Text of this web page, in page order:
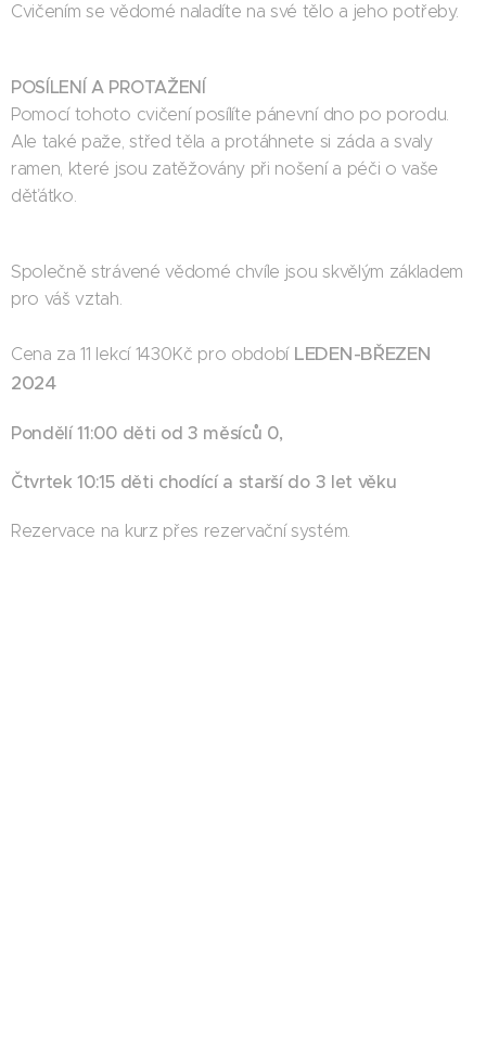
Cvičením se vědomé naladíte na své tělo a jeho potřeby.
POSÍLENÍ A PROTAŽENÍ
Pomocí tohoto cvičení posílíte pánevní dno po porodu.
Ale také paže, střed těla a protáhnete si záda a svaly
ramen, které jsou zatěžovány při nošení a péči o vaše
děťátko.
Společně strávené vědomé chvíle jsou skvělým základem
pro váš vztah.
Cena za 11 lekcí 1430Kč pro období LEDEN-BŘEZEN
2024
Pondělí 11:00 děti od 3 měsíců 0,
Čtvrtek 10:15 děti chodící a starší do 3 let věku
Rezervace na kurz přes rezervační systém.